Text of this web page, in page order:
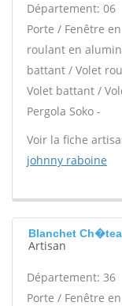
Département: 06
Porte / Fenêtre
roulant en
battant / Volet
Volet battant /
Pergola Soko -
Voir la fiche
johnny raboine
Blanchet
Artisan
Département: 36
Porte / Fenêtre